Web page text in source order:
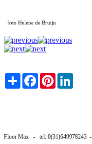
foto Helene de Bruijn
Share FacebookPinterest
Floor Max - tel: 0(31)649978243 -